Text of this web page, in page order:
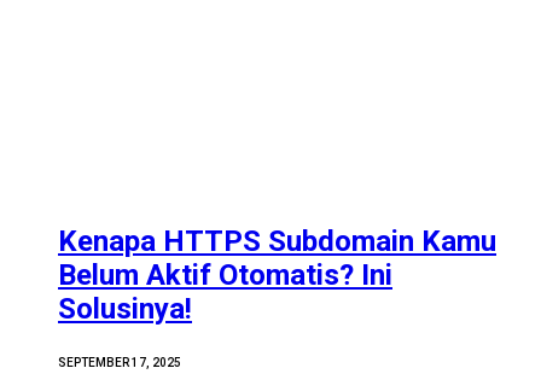
Kenapa HTTPS Subdomain Kamu
Belum Aktif Otomatis? Ini
Solusinya!
SEPTEMBER 17, 2025